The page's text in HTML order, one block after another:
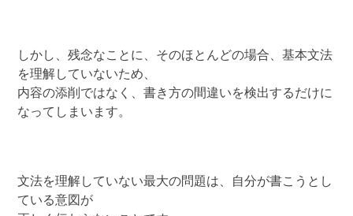
しかし、残念なことに、そのほとんどの場合、基本文法
を理解していないため、
内容の添削ではなく、書き方の間違いを検出するだけに
なってしまいます。
文法を理解していない最大の問題は、自分が書こうとし
ている意図が